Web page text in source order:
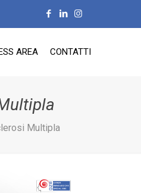
AREA CONTATTI
Multipla